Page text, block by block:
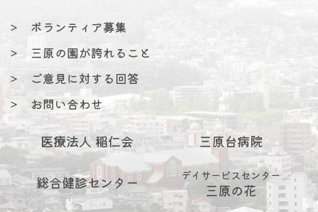
＞
ボランティア募集
＞
三原の園が誇れること
＞
ご意見に対する回答
＞
お問い合わせ
医療法人 稲仁会 三原台病院
総合健診センター デイサービスセンター
三原の花